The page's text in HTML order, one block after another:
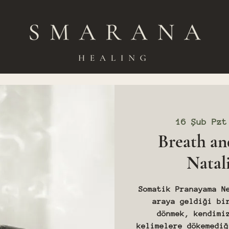
16 Şub Pzt
Breath
Somatik Pranayama
araya geldiği bir
dönmek,
kelimelere